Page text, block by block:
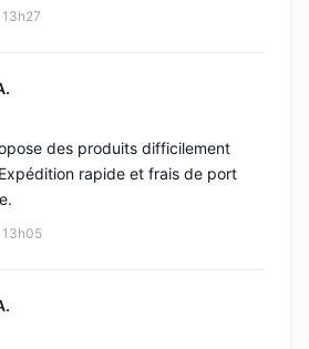
des produits difficilement
rapide et frais de port